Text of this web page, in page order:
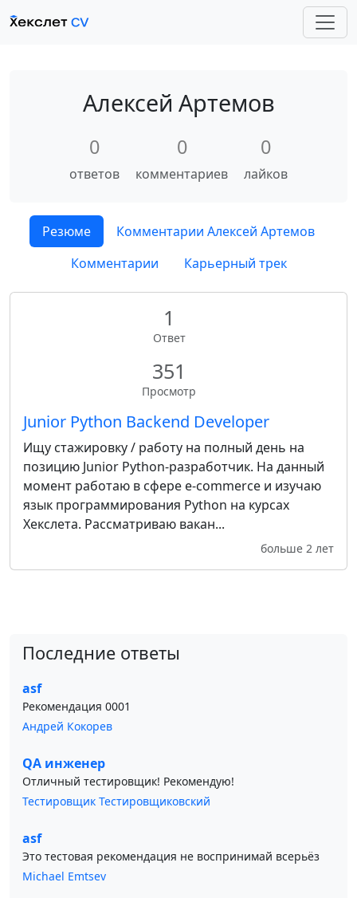
Алексей Артемов
0
ответов
0
комментариев
0
лайков
Резюме
Комментарии Алексей Артемов
Комментарии
Карьерный трек
1
Ответ
351
Просмотр
Junior Python Backend Developer
Ищу стажировку / работу на полный день на
позицию Junior Python-разработчик. На данный
момент работаю в сфере e-commerce и изучаю
язык программирования Python на курсах
Хекслета. Рассматриваю вакан...
больше 2 лет
Последние ответы
asf
Рекомендация 0001
Андрей Кокорев
QA инженер
Отличный тестировщик! Рекомендую!
Тестировщик Тестировщиковский
asf
Это тестовая рекомендация не воспринимай всерьёз
Michael Emtsev